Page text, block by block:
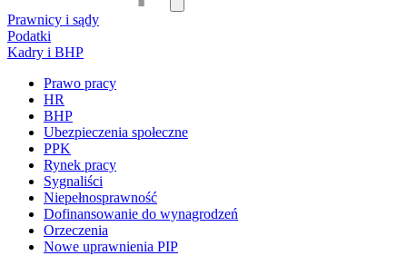
Prawnicy i sądy
Podatki
Kadry i BHP
Prawo pracy
HR
BHP
Ubezpieczenia społeczne
PPK
Rynek pracy
Sygnaliści
Niepełnosprawność
Dofinansowanie do wynagrodzeń
Orzeczenia
Nowe uprawnienia PIP